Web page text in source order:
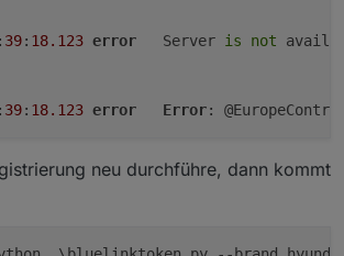
redirect_final="https://prd.eu-
"client_id=peuhyundaiidm-ctb&"
"redirect_uri=https://
),
: 39: 18.123 error
	Server
is not
: 39: 18.123 error Error:
neu durchführe, dann kommt